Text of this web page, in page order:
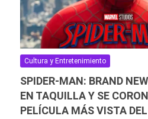
Cultura y Entretenimiento
SPIDER-MAN: BRAND
EN TAQUILLA Y SE
PELÍCULA MÁS VISTA